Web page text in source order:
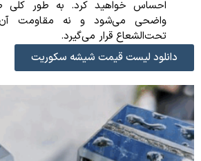
احساس خواهید کرد. به طور کلی
واضحی می‌شود و نه مقاومت
تحت‌الشعاع قرار می‌گیرد.
دانلود لیست قیمت شیشه سکوریت